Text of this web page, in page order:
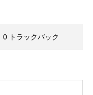
0 トラックバック